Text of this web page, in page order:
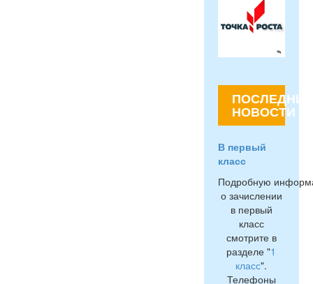
ПОСЛЕДНИЕ
НОВОСТИ
В первый
класс
Подробную
о зачислении
в первый
класс
смотрите в
разделе "1
класс".
Телефоны